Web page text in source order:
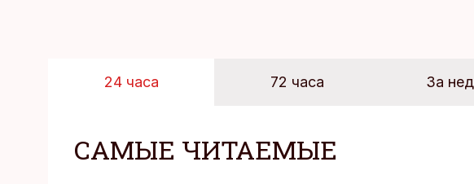
24 часа 72 часа За
САМЫЕ ЧИТАЕМЫЕ